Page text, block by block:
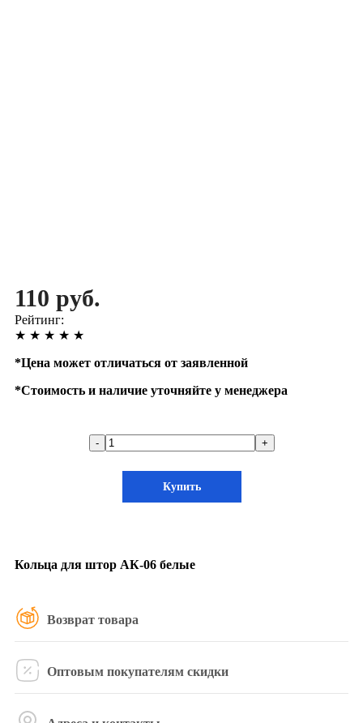
110 руб.
Рейтинг:
★ ★ ★ ★ ★
*Цена может отличаться от заявленной
*Стоимость и наличие уточняйте у менеджера
- +
Купить
Кольца для штор АК-06 белые
Возврат товара
Оптовым покупателям скидки